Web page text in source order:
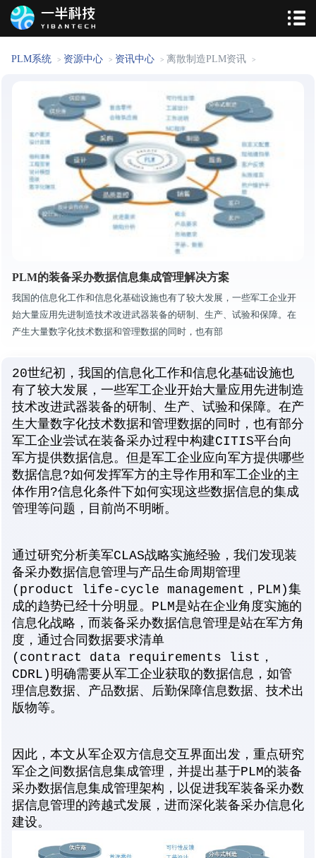
PLM系统 > 资源中心 > 资讯中心 > 离散制造PLM资讯 >
PLM的装备采办数据信息集成管理解决方案
我国的信息化工作和信息化基础设施也有了较大发展，一些军工企业开
始大量应用先进制造技术改进武器装备的研制、生产、试验和保障。在
产生大量数字化技术数据和管理数据的同时，也有部
20世纪初，我国的信息化工作和信息化基础设施也
有了较大发展，一些军工企业开始大量应用先进制造
技术改进武器装备的研制、生产、试验和保障。在产
生大量数字化技术数据和管理数据的同时，也有部分
军工企业尝试在装备采办过程中构建CITIS平台向
军方提供数据信息。但是军工企业应向军方提供哪些
数据信息?如何发挥军方的主导作用和军工企业的主
体作用?信息化条件下如何实现这些数据信息的集成
管理等问题，目前尚不明晰。
通过研究分析美军CLAS战略实施经验，我们发现装
备采办数据信息管理与产品生命周期管理
(product life-cycle management，PLM)集
成的趋势已经十分明显。PLM是站在企业角度实施的
信息化战略，而装备采办数据信息管理是站在军方角
度，通过合同数据要求清单
(contract data requirements list，
CDRL)明确需要从军工企业获取的数据信息，如管
理信息数据、产品数据、后勤保障信息数据、技术出
版物等。
因此，本文从军企双方信息交互界面出发，重点研究
军企之间数据信息集成管理，并提出基于PLM的装备
采办数据信息集成管理架构，以促进我军装备采办数
据信息管理的跨越式发展，进而深化装备采办信息化
建设。